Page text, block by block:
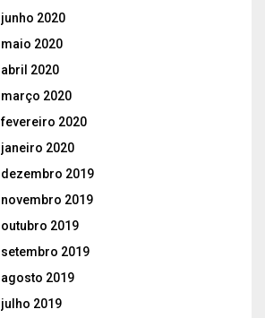
junho 2020
maio 2020
abril 2020
março 2020
fevereiro 2020
janeiro 2020
dezembro 2019
novembro 2019
outubro 2019
setembro 2019
agosto 2019
julho 2019